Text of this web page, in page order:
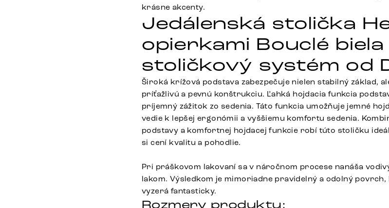
krásne akcenty.
Jedálenská stolička
opierkami Bouclé biela
stoličkový systém od
Široká krížová podstava zabezpečuje nielen stabilný základ,
príťažlivú a pevnú konštrukciu. Ľahká hojdacia funkcia
príjemný zážitok zo sedenia. Táto funkcia umožňuje jemné
vedie k lepšej ergonómii a vyššiemu komfortu sedenia.
podstavy a komfortnej hojdacej funkcie robí túto stoličku
si cení kvalitu a pohodlie.
Pri práškovom lakovaní sa v náročnom procese nanáša
lakom. Výsledkom je mimoriadne pravidelný a odolný
vyzerá fantasticky.
Rozmery produktu: